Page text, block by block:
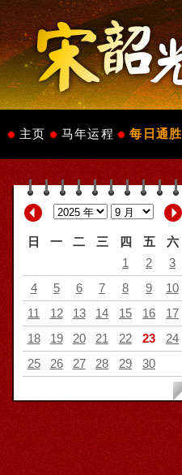
主页 马年运程 每日通胜
日 一 二 三 四 五
六
1
2
3
4
5 6 7 8 9
10
11
12 13 14 15 16
17
18
19 20 21 22 23
24
25
26 27 28 29 30